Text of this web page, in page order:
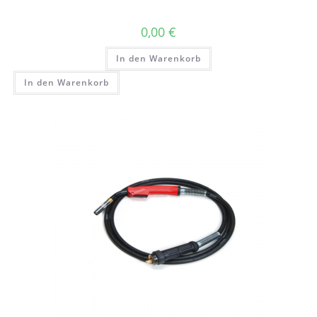
0,00 €
In den Warenkorb
In den Warenkorb